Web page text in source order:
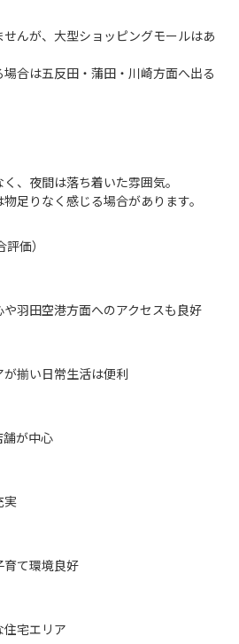
せんが、大型ショッピングモールはあ
合は五反田・蒲田・川崎方面へ出る
、夜間は落ち着いた雰囲気。
足りなく感じる場合があります。
価）
羽田空港方面へのアクセスも良好
揃い日常生活は便利
舗が中心
実
て環境良好
宅エリア